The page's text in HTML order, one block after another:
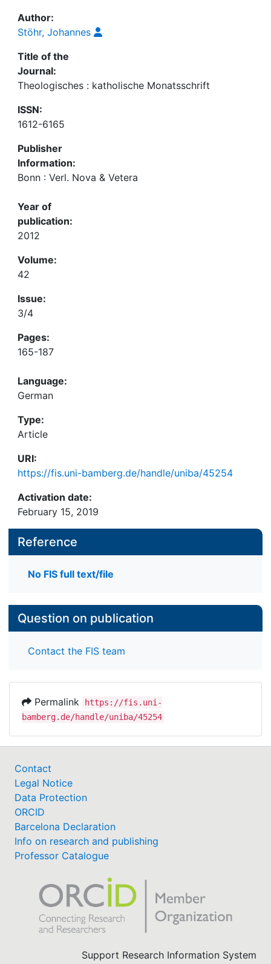
Author:
Stöhr, Johannes
Title of the
Journal:
Theologisches : katholische Monatsschrift
ISSN:
1612-6165
Publisher
Information:
Bonn : Verl. Nova & Vetera
Year of
publication:
2012
Volume:
42
Issue:
3/4
Pages:
165-187
Language:
German
Type:
Article
URI:
https://fis.uni-bamberg.de/handle/uniba/45254
Activation date:
February 15, 2019
Reference
No FIS full text/file
Question on publication
Contact the FIS team
Permalink
https://fis.uni-
bamberg.de/handle/uniba/45254
Contact
Legal Notice
Data Protection
ORCID
Barcelona Declaration
Info on research and publishing
Professor Catalogue
Support Research Information System